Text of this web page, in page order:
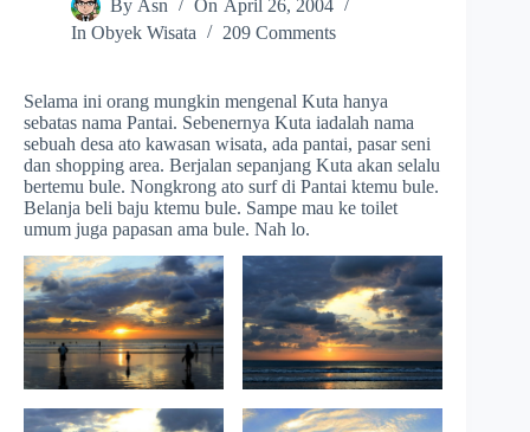
By Asn On April 26, 2004
In Obyek Wisata 209 Comments
Selama ini orang mungkin mengenal Kuta hanya
sebatas nama Pantai. Sebenernya Kuta iadalah nama
sebuah desa ato kawasan wisata, ada pantai, pasar seni
dan shopping area. Berjalan sepanjang Kuta akan selalu
bertemu bule. Nongkrong ato surf di Pantai ktemu bule.
Belanja beli baju ktemu bule. Sampe mau ke toilet
umum juga papasan ama bule. Nah lo.